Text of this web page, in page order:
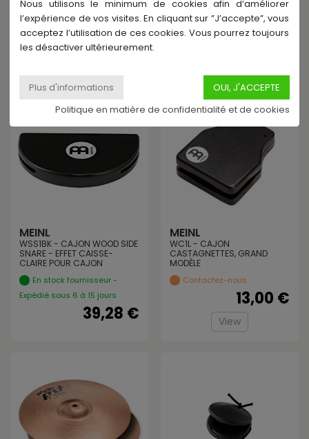
JOUANT
En stock fournisseur -
Expédié sous 6 à 15 jours
10,39 €
En Stock - Expédié sous
24h
MEINL
WSS1BK - CAJON WOOD SIDE
SNARE - EFFET CAISSE-
CLAIRE POUR CAJON
En stock fournisseur -
Expédié sous 6 à 15 jours
39,28 €
MEINL
WC1L - CAJON
CASTAGNETTES, GRAND
MODÈLE
Contactez-nous
13,00 €
View
Nous utilisons le minimum de cookies afin d’améliorer
l’expérience de vos visites. En cliquant sur ”J’accepte”, vous
acceptez l’utilisation de ces cookies. Vous pourrez toujours
les désactiver ultérieurement.
Politique en matière de confidentialité et de cookies